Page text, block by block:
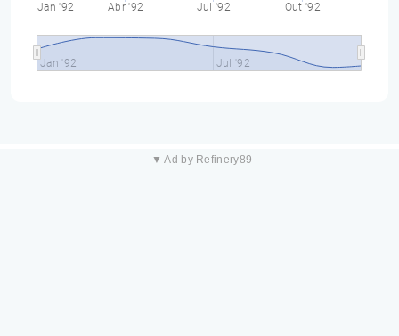
Jan '92 Abr '92 Jul '92 Out '92
Jan '92 Jul '92
▼ Ad by Refinery89